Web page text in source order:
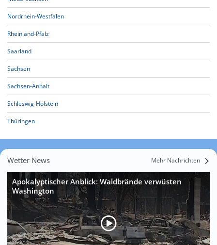
Nordrhein-Westfalen
Rheinland-Pfalz
Saarland
Sachsen
Sachsen-Anhalt
Schleswig-Holstein
Thüringen
Wetter News Mehr Nachrichten
Apokalyptischer Anblick: Waldbrände verwüsten
Washington